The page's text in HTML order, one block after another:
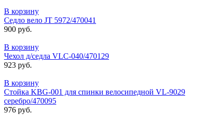
В корзину
Седло вело JT 5972/470041
900 руб.
В корзину
Чехол д/седла VLC-040/470129
923 руб.
В корзину
Стойка KBG-001 для спинки велосипедной VL-9029
серебро/470095
976 руб.